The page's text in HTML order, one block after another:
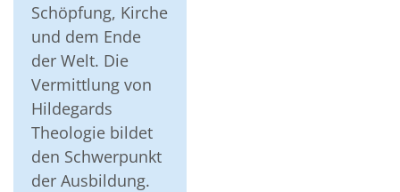
Schöpfung, Kirche
und dem Ende
der Welt. Die
Vermittlung von
Hildegards
Theologie bildet
den Schwerpunkt
der Ausbildung.